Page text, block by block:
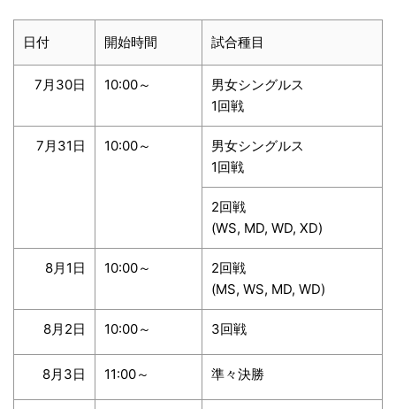
日付 開始時間 試合種目
7月30日 10:00～
男女シングルス
1回戦
7月31日 10:00～
男女シングルス
1回戦
2回戦
(WS, MD, WD, XD)
8月1日 10:00～
2回戦
(MS, WS, MD, WD)
8月2日 10:00～ 3回戦
8月3日 11:00～ 準々決勝